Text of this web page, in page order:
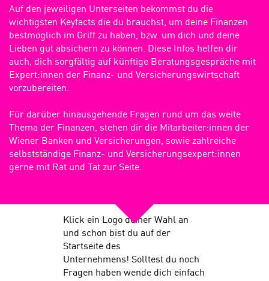
Auf den jeweiligen Unterseiten bekommst du die
wichtigsten Keyfacts die du brauchst, um deine Finanzen
bestmöglich im Griff zu haben, bzw. um dich und deine
Lieben gut absichern zu können. Diese Infos helfen dir
auch, dich sorgfältig auf künftige Beratungsgespräche mit
Expert:innen der Finanz- und Versicherungswirtschaft
vorzubereiten.
Für darüber hinausgehende Fragen rund um das weite
Thema der Finanzen, stehen dir die Mitarbeiter:innen der
Wiener Banken und Versicherungen, sowie zahlreiche
selbstständige Finanz- und Versicherungsexpert:innen
gerne mit Rat und Tat zur Seite.
Klick ein Logo deiner Wahl an
und schon bist du auf der
Startseite des
Unternehmens! Solltest du noch
Fragen haben wende dich einfach